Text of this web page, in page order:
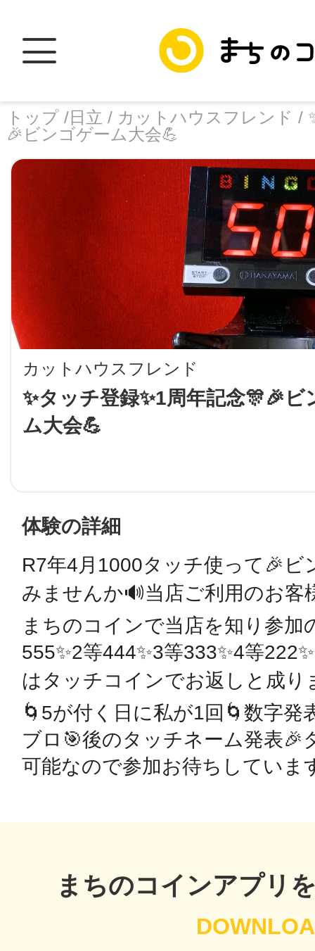
トップ /日立 / カットハウスフレンド /
🎉ビンゴゲーム大会💪
カットハウスフレンド
✨タッチ登録✨1周年記念🎊🎉ビ
ム大会💪
facebook
LINE
URLをコピー
体験の詳細
R7年4月1000タッチ使って🎉ビ
みませんか🔊当店ご利用のお客
まちのコインで当店を知り参加
555✨2等444✨3等333✨4等
はタッチコインでお返しと成り
🌀5が付く日に私が1回🌀数字発
ブロ🎯後のタッチネーム発表🎉
可能なので参加お待ちしていま
まちのコインアプリ
トップ
加盟スポットに
地域に導入を
智頭
鴻巣
池袋
生駒